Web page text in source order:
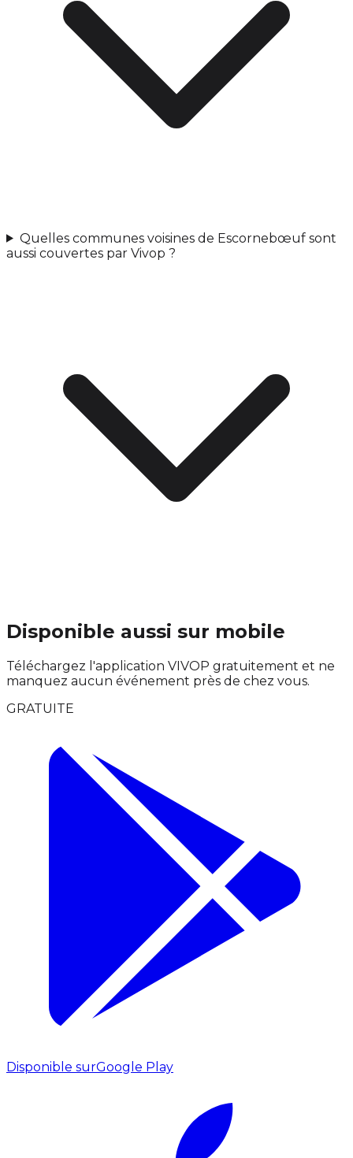
Quelles communes voisines de Escornebœuf sont
aussi couvertes par Vivop ?
Disponible aussi sur mobile
Téléchargez l'application VIVOP gratuitement et ne
manquez aucun événement près de chez vous.
GRATUITE
Disponible surGoogle Play